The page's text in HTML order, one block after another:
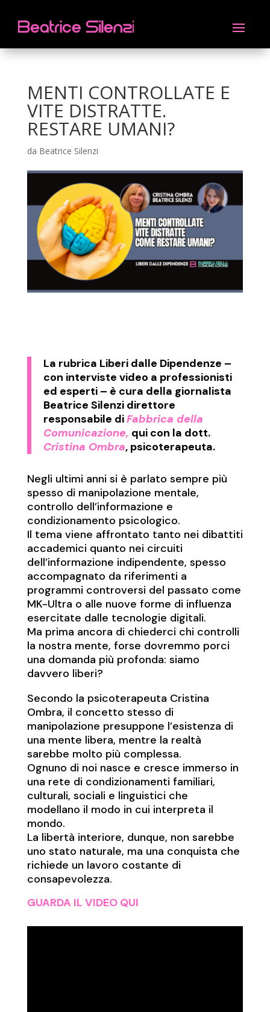
MENTI CONTROLLATE E
VITE DISTRATTE.
RESTARE UMANI?
da Beatrice Silenzi
La rubrica Liberi dalle Dipendenze –
con interviste video a professionisti
ed esperti – è cura della giornalista
Beatrice Silenzi direttore
responsabile diFabbrica della
Comunicazione, qui con la dott.
Cristina Ombra, psicoterapeuta.
Negli ultimi anni si è parlato sempre più
spesso di manipolazione mentale,
controllo dell’informazione e
condizionamento psicologico.
Il tema viene affrontato tanto nei dibattiti
accademici quanto nei circuiti
dell’informazione indipendente, spesso
accompagnato da riferimenti a
programmi controversi del passato come
MK-Ultra o alle nuove forme di influenza
esercitate dalle tecnologie digitali.
Ma prima ancora di chiederci chi controlli
la nostra mente, forse dovremmo porci
una domanda più profonda: siamo
davvero liberi?
Secondo la psicoterapeuta Cristina
Ombra, il concetto stesso di
manipolazione presuppone l’esistenza di
una mente libera, mentre la realtà
sarebbe molto più complessa.
Ognuno di noi nasce e cresce immerso in
una rete di condizionamenti familiari,
culturali, sociali e linguistici che
modellano il modo in cui interpreta il
mondo.
La libertà interiore, dunque, non sarebbe
uno stato naturale, ma una conquista che
richiede un lavoro costante di
consapevolezza.
GUARDA IL VIDEO QUI